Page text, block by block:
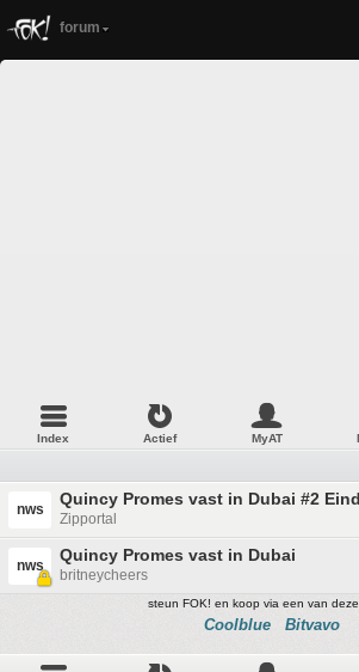
forum
Index Actief MyAT
nws
Quincy Promes vast in Dubai #2
Zipportal
nws
Quincy Promes vast in Dubai
britneycheers
steun FOK! en koop via een van
Coolblue Bitvavo